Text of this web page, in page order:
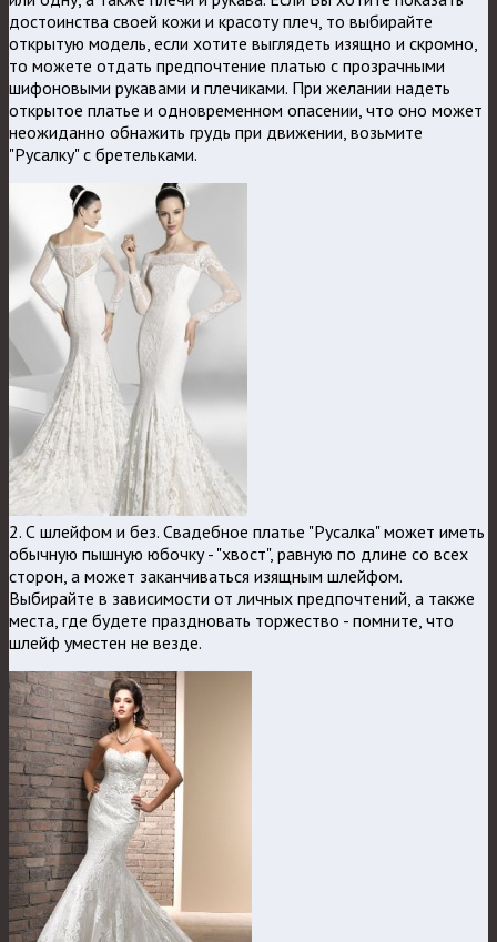
достоинства своей кожи и красоту плеч, то выбирайте
открытую модель, если хотите выглядеть изящно и скромно,
то можете отдать предпочтение платью с прозрачными
шифоновыми рукавами и плечиками. При желании надеть
открытое платье и одновременном опасении, что оно может
неожиданно обнажить грудь при движении, возьмите
"Русалку" с бретельками.
2. С шлейфом и без. Свадебное платье "Русалка" может иметь
обычную пышную юбочку - "хвост", равную по длине со всех
сторон, а может заканчиваться изящным шлейфом.
Выбирайте в зависимости от личных предпочтений, а также
места, где будете праздновать торжество - помните, что
шлейф уместен не везде.